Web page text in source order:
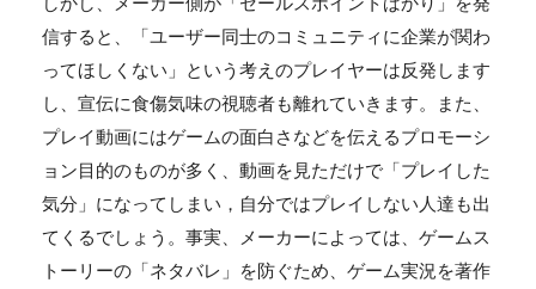
信すると、「ユーザー同士のコミュニティに企業が関わ
ってほしくない」という考えのプレイヤーは反発します
し、宣伝に食傷気味の視聴者も離れていきます。また、
プレイ動画にはゲームの面白さなどを伝えるプロモーシ
ョン目的のものが多く、動画を見ただけで「プレイした
気分」になってしまい，自分ではプレイしない人達も出
てくるでしょう。事実、メーカーによっては、ゲームス
トーリーの「ネタバレ」を防ぐため、ゲーム実況を著作